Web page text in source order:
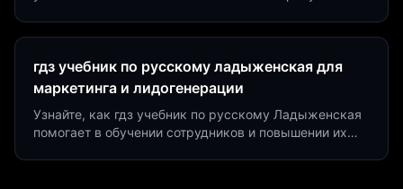
гдз учебник по русскому ладыженская для
маркетинга и лидогенерации
Узнайте, как гдз учебник по русскому Ладыженская
помогает в обучении сотрудников и повышении их